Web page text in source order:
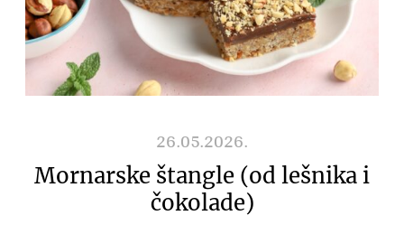
26.05.2026.
Mornarske štangle (od lešnika i
čokolade)